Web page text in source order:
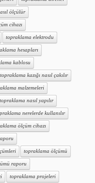
ölçülür
cihazı
topraklama elektrodu
hesapları
kablosu
topraklama kazığı nasıl çakılır
malzemeleri
topraklama nasıl yapılır
nerelerde kullanılır
ölçüm cihazı
topraklama ölçümü
raporu
topraklama projeleri